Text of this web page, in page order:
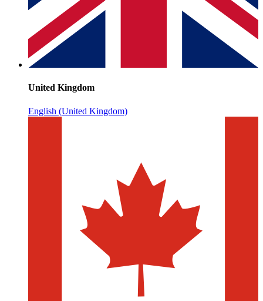
United Kingdom
English (United Kingdom)